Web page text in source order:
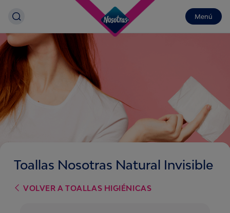
Menú
Toallas Nosotras Natural Invisible
VOLVER ATOALLAS HIGIÉNICAS